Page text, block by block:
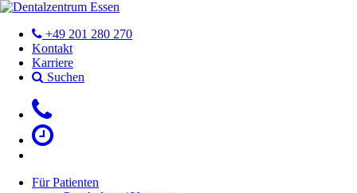
+49 201 280 270
Kontakt
Karriere
Suchen
Für Patienten